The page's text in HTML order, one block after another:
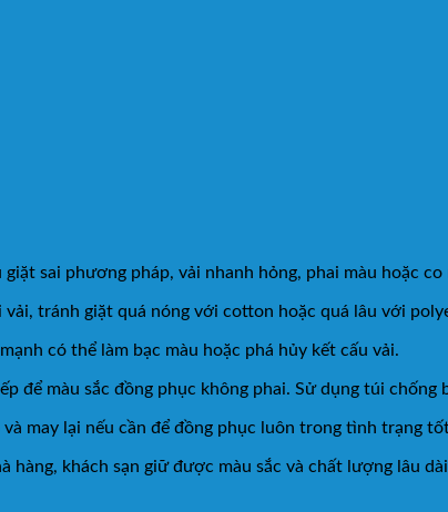
sai phương pháp, vải nhanh hỏng, phai màu hoặc
tránh giặt quá nóng với cotton hoặc quá lâu với
có thể làm bạc màu hoặc phá hủy kết cấu vải.
để màu sắc đồng phục không phai. Sử dụng túi
may lại nếu cần để đồng phục luôn trong tình trạng
hàng, khách sạn giữ được màu sắc và chất lượng lâu